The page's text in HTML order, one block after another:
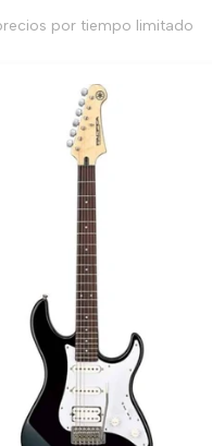
por tiempo limitado